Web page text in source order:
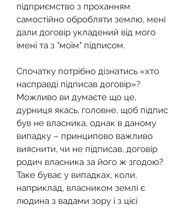
підприємство з проханням
самостійно обробляти землю, мені
дали договір укладений від мого
імені та з "моїм" підписом.
Спочатку потрібно дізнатись «хто
насправді підписав договір»?
Можливо ви думаєте що це,
дурниця якась, головне, щоб підпис
був не власника, однак в даному
випадку – принципово важливо
вияснити, чи не підписав, договір
родич власника за його ж згодою?
Таке буває у випадках, коли,
наприклад, власником землі є
людина з вадами зору і з цієї